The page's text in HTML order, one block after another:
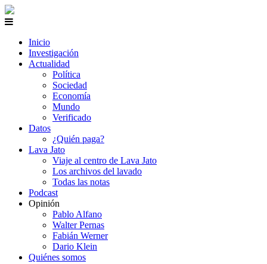
Inicio
Investigación
Actualidad
Política
Sociedad
Economía
Mundo
Verificado
Datos
¿Quién paga?
Lava Jato
Viaje al centro de Lava Jato
Los archivos del lavado
Todas las notas
Podcast
Opinión
Pablo Alfano
Walter Pernas
Fabián Werner
Dario Klein
Quiénes somos